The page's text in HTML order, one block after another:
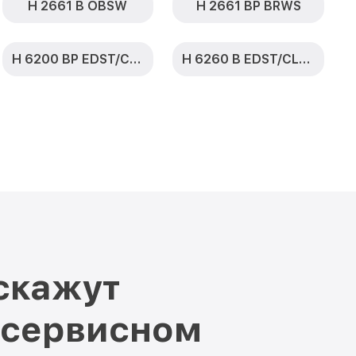
H 2661 B OBSW H 2661 BP BRWS
H 6200 BP EDST/CLST H 6260 B EDST/CLST